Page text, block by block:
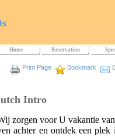
Home Reservation
Print Page Bookmark
Intro
zorgen voor U vakantie
achter en ontdek een